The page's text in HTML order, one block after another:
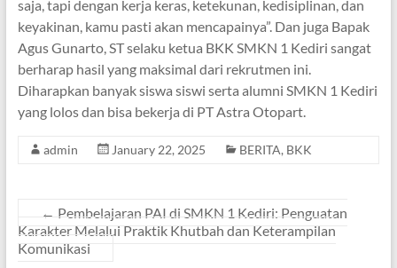
saja, tapi dengan kerja keras, ketekunan, kedisiplinan, dan
keyakinan, kamu pasti akan mencapainya”. Dan juga Bapak
Agus Gunarto, ST selaku ketua BKK SMKN 1 Kediri sangat
berharap hasil yang maksimal dari rekrutmen ini.
Diharapkan banyak siswa siswi serta alumni SMKN 1 Kediri
yang lolos dan bisa bekerja di PT Astra Otopart.
admin January 22, 2025 BERITA, BKK
← Pembelajaran PAI di SMKN 1 Kediri: Penguatan
Karakter Melalui Praktik Khutbah dan Keterampilan
Komunikasi